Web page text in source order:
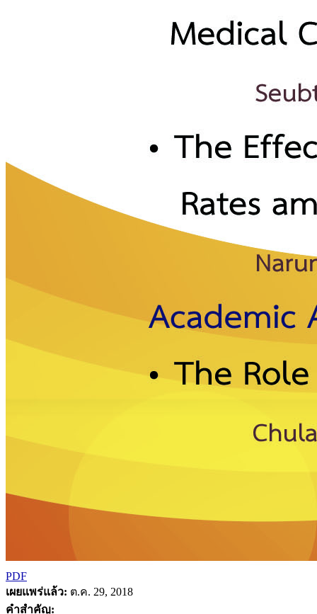
PDF
เผยแพร่แล้ว: ต.ค. 29, 2018
คำสำคัญ: